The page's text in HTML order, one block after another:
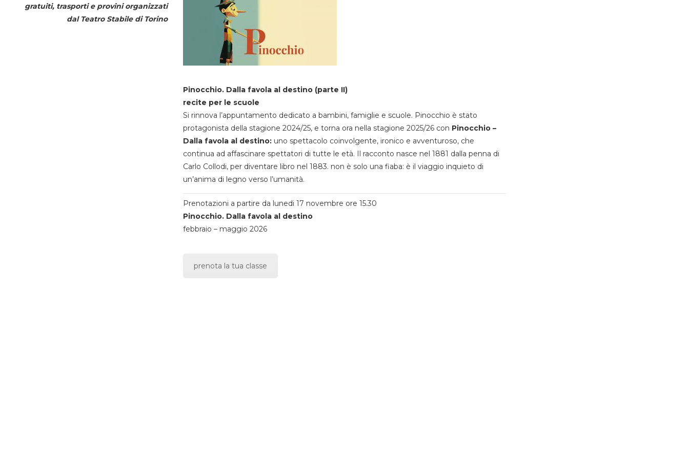
gratuiti, trasporti e provini organizzati
dal Teatro Stabile di Torino
Pinocchio. Dalla favola al destino (parte II)
recite per le scuole
Si rinnova l’appuntamento dedicato a bambini, famiglie e scuole. Pinocchio è stato
protagonista della stagione 2024/25, e torna ora nella stagione 2025/26 con Pinocchio –
Dalla favola al destino:uno spettacolo coinvolgente, ironico e avventuroso, che
continua ad affascinare spettatori di tutte le età. Il racconto nasce nel 1881 dalla penna di
Carlo Collodi, per diventare libro nel 1883. non è solo una fiaba: è il viaggio inquieto di
un’anima di legno verso l’umanità.
Prenotazioni a partire da lunedi 17 novembre ore 15.30
Pinocchio. Dalla favola al destino
febbraio – maggio 2026
prenota la tua classe